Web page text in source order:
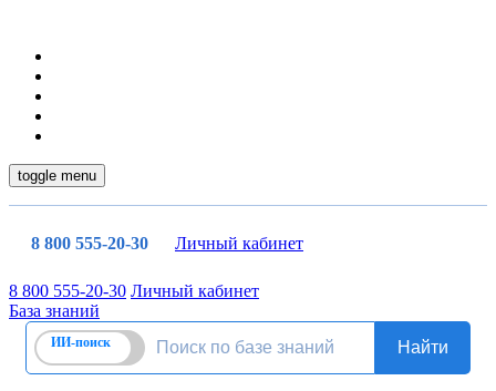
toggle menu
8 800 555-20-30 Личный кабинет
8 800 555-20-30 Личный кабинет
База знаний